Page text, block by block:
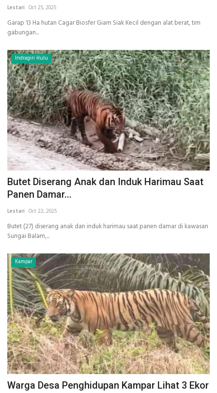
Lestari Oct 25, 2025
Garap 13 Ha hutan Cagar Biosfer Giam Siak Kecil dengan alat berat, tim
gabungan...
Indragiri Hulu
Butet Diserang Anak dan Induk Harimau Saat
Panen Damar...
Lestari Oct 22, 2025
Butet (27) diserang anak dan induk harimau saat panen damar di kawasan
Sungai Balam,...
Kampar
Warga Desa Penghidupan Kampar Lihat 3 Ekor